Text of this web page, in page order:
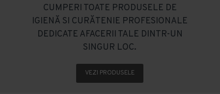
CUMPERI TOATE PRODUSELE DE
IGIENĂ SI CURĂTENIE PROFESIONALE
DEDICATE AFACERII TALE DINTR-UN
SINGUR LOC.
VEZI PRODUSELE